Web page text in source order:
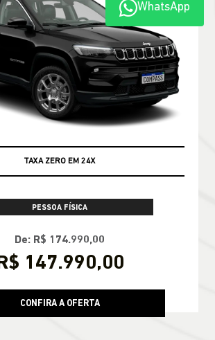
DA TABELA FIPE NO SEU USADO
PESSOA FÍSICA
ZERO
CONFIRA A OFERTA
WhatsApp